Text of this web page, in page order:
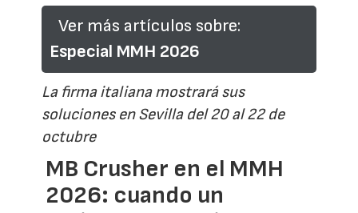
Ver más artículos sobre:
Especial MMH 2026
La firma italiana mostrará sus
soluciones en Sevilla del 20 al 22 de
octubre
MB Crusher en el MMH
2026: cuando un